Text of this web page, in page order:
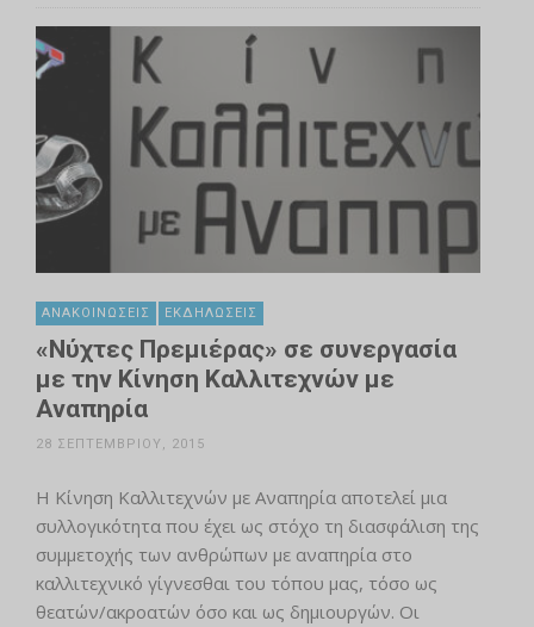
ΑΝΑΚΟΙΝΏΣΕΙΣ ΕΚΔΗΛΏΣΕΙΣ
«Νύχτες Πρεμιέρας» σε συνεργασία
με την Κίνηση Καλλιτεχνών με
Αναπηρία
28 ΣΕΠΤΕΜΒΡΊΟΥ, 2015
Η Κίνηση Καλλιτεχνών με Αναπηρία αποτελεί μια
συλλογικότητα που έχει ως στόχο τη διασφάλιση της
συμμετοχής των ανθρώπων με αναπηρία στο
καλλιτεχνικό γίγνεσθαι του τόπου μας, τόσο ως
θεατών/ακροατών όσο και ως δημιουργών. Οι